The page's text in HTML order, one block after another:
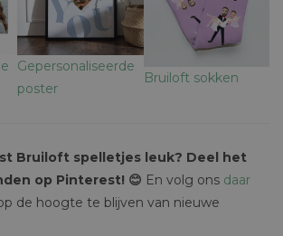
Gepersonaliseerde
poster
Bruiloft sokken
Bruiloft spelletjes leuk? Deel het
op Pinterest! 😊 En volg ons daar
de hoogte te blijven van nieuwe